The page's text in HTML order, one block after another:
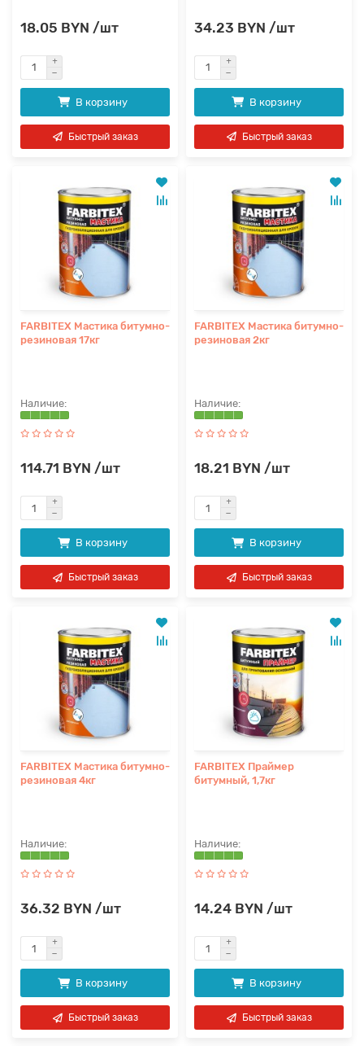
18.05 BYN /шт
В корзину
Быстрый заказ
34.23 BYN /шт
В корзину
Быстрый заказ
FARBITEX Мастика битумно-
резиновая 17кг
114.71 BYN /шт
В корзину
Быстрый заказ
FARBITEX Мастика битумно-
резиновая 2кг
18.21 BYN /шт
В корзину
Быстрый заказ
FARBITEX Мастика битумно-
резиновая 4кг
36.32 BYN /шт
В корзину
Быстрый заказ
FARBITEX Праймер
битумный, 1,7кг
14.24 BYN /шт
В корзину
Быстрый заказ